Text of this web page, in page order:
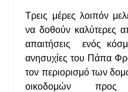
Τρεις μέρες λοιπόν
να δοθούν καλύτερες
απαιτήσεις ενός
ανησυχίες του Πάπα
τον περιορισμό των
οικοδομών προς